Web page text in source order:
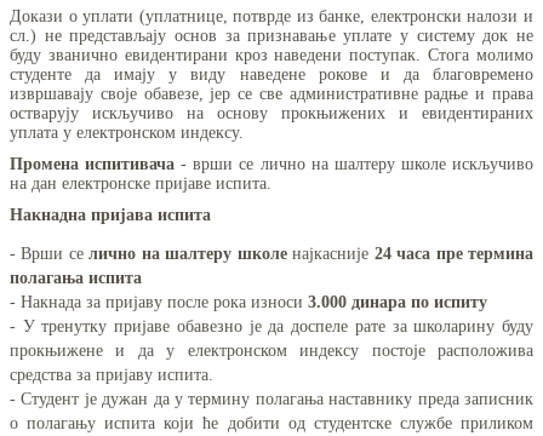
Докази о уплати (уплатнице, потврде из банке, електронски налози и
сл.) не представљају основ за признавање уплате у систему док не
буду званично евидентирани кроз наведени поступак. Стога молимо
студенте да имају у виду наведене рокове и да благовремено
извршавају своје обавезе, јер се све административне радње и права
остварују искључиво на основу прокњижених и евидентираних
уплата у електронском индексу.
Промена испитивача - врши се лично на шалтеру школе искључиво
на дан електронске пријаве испита.
Накнадна пријава испита
- Врши селично на шалтеру школенајкасније 24 часа пре термина
полагања испита
- Накнада за пријаву после рока износи 3.000 динара по испиту
- У тренутку пријаве обавезно је да доспеле рате за школарину буду
прокњижене и да у електронском индексу постоје расположива
средства за пријаву испита.
- Студент је дужан да у термину полагања наставнику преда записник
о полагању испита који ће добити од студентске службе приликом